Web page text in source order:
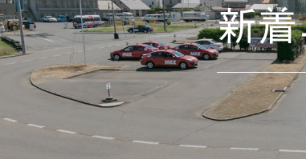
新